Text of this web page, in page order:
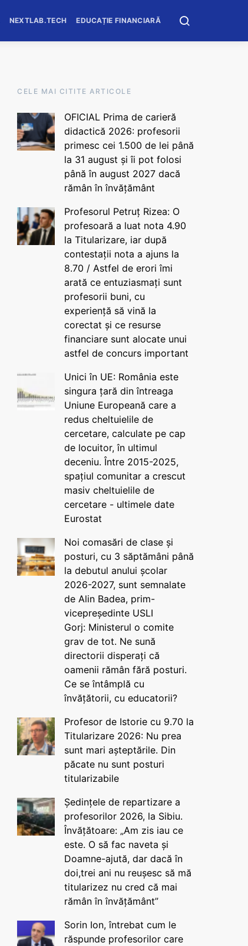
NEXTLAB.TECH EDUCAȚIE FINANCIARĂ
CELE MAI CITITE ARTICOLE
OFICIAL Prima de carieră
didactică 2026: profesorii
primesc cei 1.500 de lei până
la 31 august și îi pot folosi
până în august 2027 dacă
rămân în învățământ
Profesorul Petruț Rizea: O
profesoară a luat nota 4.90
la Titularizare, iar după
contestații nota a ajuns la
8.70 / Astfel de erori îmi
arată ce entuziasmați sunt
profesorii buni, cu
experiență să vină la
corectat și ce resurse
financiare sunt alocate unui
astfel de concurs important
Unici în UE: România este
singura țară din întreaga
Uniune Europeană care a
redus cheltuielile de
cercetare, calculate pe cap
de locuitor, în ultimul
deceniu. Între 2015-2025,
spațiul comunitar a crescut
masiv cheltuielile de
cercetare - ultimele date
Eurostat
Noi comasări de clase și
posturi, cu 3 săptămâni până
la debutul anului școlar
2026-2027, sunt semnalate
de Alin Badea, prim-
vicepreședinte USLI
Gorj: Ministerul o comite
grav de tot. Ne sună
directorii disperați că
oamenii rămân fără posturi.
Ce se întâmplă cu
învățătorii, cu educatorii?
Profesor de Istorie cu 9.70 la
Titularizare 2026: Nu prea
sunt mari așteptările. Din
păcate nu sunt posturi
titularizabile
Ședințele de repartizare a
profesorilor 2026, la Sibiu.
Învățătoare: „Am zis iau ce
este. O să fac naveta și
Doamne-ajută, dar dacă în
doi,trei ani nu reușesc să mă
titularizez nu cred că mai
rămân în învățământ”
Sorin Ion, întrebat cum le
răspunde profesorilor care